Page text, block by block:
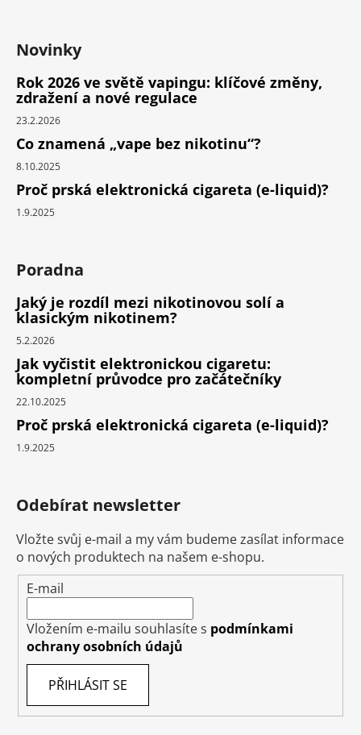
Novinky
Rok 2026 ve světě vapingu: klíčové změny,
zdražení a nové regulace
23.2.2026
Co znamená „vape bez nikotinu“?
8.10.2025
Proč prská elektronická cigareta (e-liquid)?
1.9.2025
Poradna
Jaký je rozdíl mezi nikotinovou solí a
klasickým nikotinem?
5.2.2026
Jak vyčistit elektronickou cigaretu:
kompletní průvodce pro začátečníky
22.10.2025
Proč prská elektronická cigareta (e-liquid)?
1.9.2025
Odebírat newsletter
Vložte svůj e-mail a my vám budeme zasílat informace
o nových produktech na našem e-shopu.
E-mail
Vložením e-mailu souhlasíte s podmínkami
ochrany osobních údajů
PŘIHLÁSIT SE